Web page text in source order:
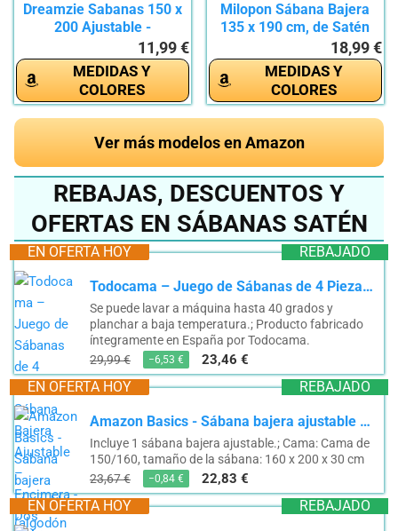
Dreamzie Sabanas 150 x
200 Ajustable -
Microfibra...11,99 €
MEDIDAS Y
COLORES
Milopon Sábana Bajera
135 x 190 cm, de Satén
18,99 €
MEDIDAS Y
COLORES
Ver más modelos en Amazon
REBAJAS, DESCUENTOS Y
OFERTAS EN SÁBANAS SATÉN
REBAJADO
EN OFERTA HOY
Todocama – Juego de Sábanas de 4 Piezas – Sábana Bajera Ajustable – Encimera - Dos Fundas de...
Se puede lavar a máquina hasta 40 grados y
planchar a baja temperatura.; Producto fabricado
íntegramente en España por Todocama.
29,99 €
−6,53 € 23,46 €
REBAJADO
EN OFERTA HOY
Amazon Basics - Sábana bajera ajustable (algodón satén 400 hilos, antiarrugas) Blanco - 160 x 200...
Incluye 1 sábana bajera ajustable.; Cama: Cama de
150/160, tamaño de la sábana: 160 x 200 x 30 cm
23,67 €
−0,84 € 22,83 €
REBAJADO
EN OFERTA HOY